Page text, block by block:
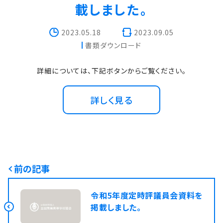
載しました。
2023.05.18
2023.09.05
書類ダウンロード
詳細については、下記ボタンからご覧ください。
詳しく見る
前の記事
令和5年度定時評議員会資料を
掲載しました。